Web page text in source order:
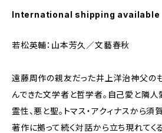
International shipping available
若松英輔：山本芳久／文藝春秋
遠藤周作の親友だった井上洋治神父の
んできた文学者と哲学者。自己愛と隣人
霊性、悪と聖。トマス・アクィナスから
著作に拠って続く対話から立ち現れてく